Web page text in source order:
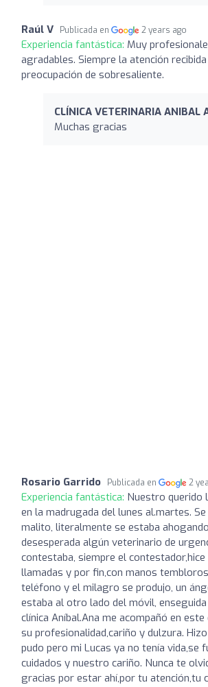
Raúl V Publicada en 2 years ago
Experiencia fantástica: Muy
agradables. Siempre la atención
preocupación de sobresaliente.
CLÍNICA VETERINARIA ANIBAL
Muchas gracias
Rosario Garrido Publicada en 2
Experiencia fantástica: Nuestro querido
en la madrugada del lunes al.martes.
malito, literalmente se estaba
desesperada algún veterinario de
contestaba, siempre el contestador,hice
llamadas y por fin,con manos
teléfono y el milagro se produjo, un
estaba al otro lado del móvil,
clínica Aníbal.Ana me acompañó en
su profesionalidad,cariño y dulzura.
pudo pero mi Lucas ya no tenía vida,se
cuidados y nuestro cariño. Nunca te
gracias por estar ahí,por tu atención,tu